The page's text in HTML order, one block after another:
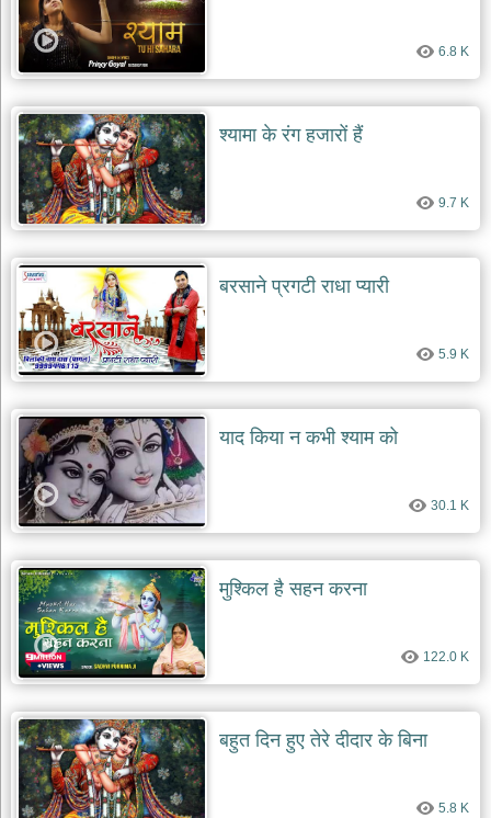
6.8 K
श्यामा के रंग हजारों हैं
9.7 K
बरसाने प्रगटी राधा प्यारी
5.9 K
याद किया न कभी श्याम को
30.1 K
मुश्किल है सहन करना
122.0 K
बहुत दिन हुए तेरे दीदार के बिना
5.8 K